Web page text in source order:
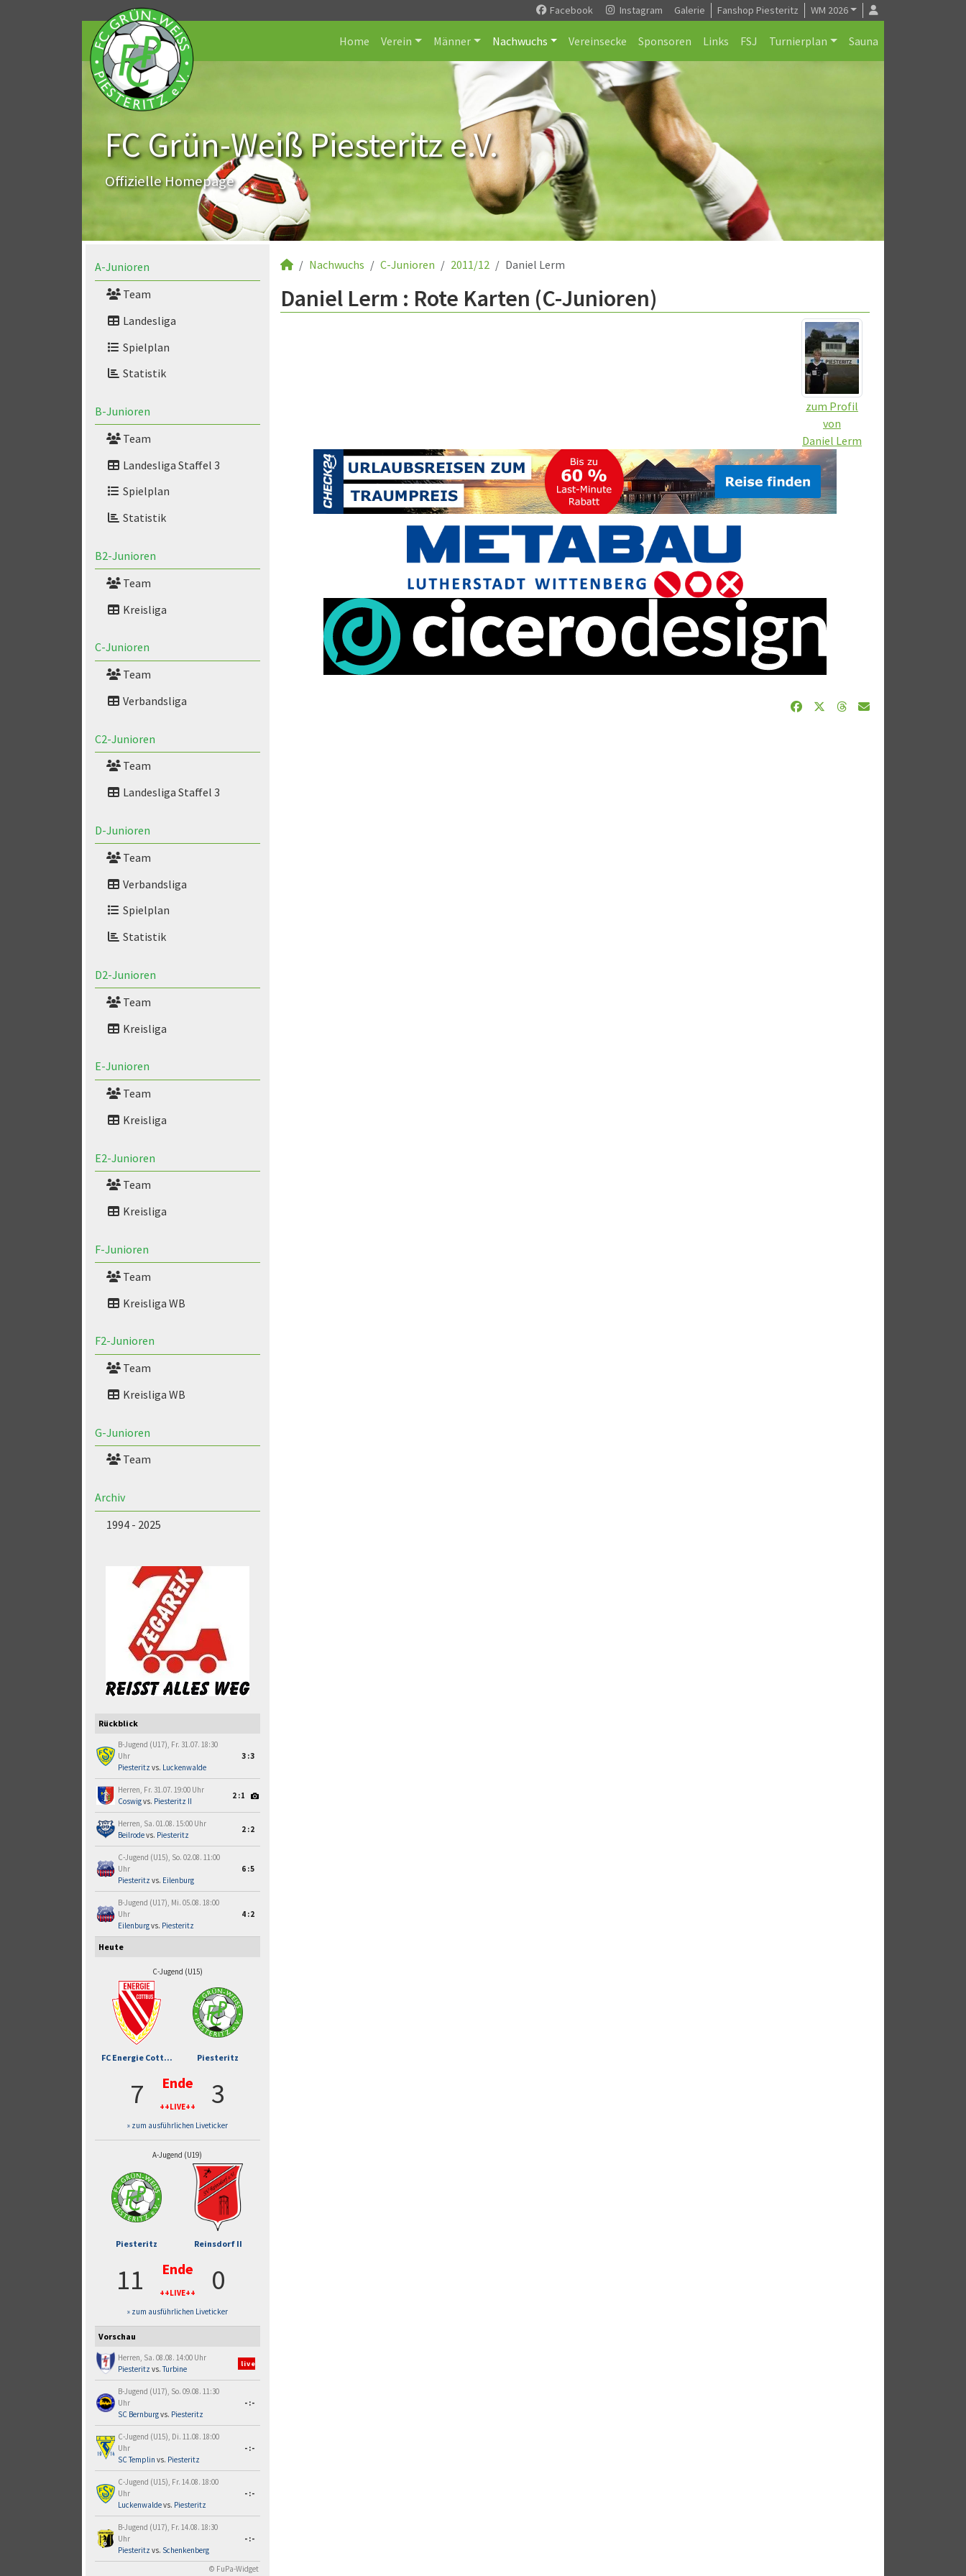
Facebook Instagram Galerie Fanshop Piesteritz WM 2026
Home Verein Männer Nachwuchs Vereinsecke Sponsoren Links FSJ Turnierplan Sauna
FC Grün-Weiß Piesteritz e.V.
Offizielle Homepage
A-Junioren
Team
Landesliga
Spielplan
Statistik
B-Junioren
Team
Landesliga Staffel 3
Spielplan
Statistik
B2-Junioren
Team
Kreisliga
C-Junioren
Team
Verbandsliga
C2-Junioren
Team
Landesliga Staffel 3
D-Junioren
Team
Verbandsliga
Spielplan
Statistik
D2-Junioren
Team
Kreisliga
E-Junioren
Team
Kreisliga
E2-Junioren
Team
Kreisliga
F-Junioren
Team
Kreisliga WB
F2-Junioren
Team
Kreisliga WB
G-Junioren
Team
Archiv
1994 - 2025
Rückblick
B-Jugend (U17), Fr. 31.07. 18:30
Uhr
Piesteritz vs. Luckenwalde
3:3
Herren, Fr. 31.07. 19:00 Uhr
Coswigvs. Piesteritz II
2:1
Herren, Sa. 01.08. 15:00 Uhr
Beilrodevs. Piesteritz
2:2
C-Jugend (U15), So. 02.08. 11:00
Uhr
Piesteritz vs. Eilenburg
6:5
B-Jugend (U17), Mi. 05.08. 18:00
Uhr
Eilenburgvs. Piesteritz
4:2
Heute
C-Jugend (U15)
FC Energie Cott... Piesteritz
7 Ende
++LIVE++ 3
» zum ausführlichen Liveticker
A-Jugend (U19)
Piesteritz Reinsdorf II
11 Ende
++LIVE++ 0
» zum ausführlichen Liveticker
Vorschau
Herren, Sa. 08.08. 14:00 Uhr
Piesteritz vs.Turbine
live
B-Jugend (U17), So. 09.08. 11:30
Uhr
SC Bernburgvs. Piesteritz
-:-
C-Jugend (U15), Di. 11.08. 18:00
Uhr
SC Templin vs. Piesteritz
-:-
C-Jugend (U15), Fr. 14.08. 18:00
Uhr
Luckenwaldevs. Piesteritz
-:-
B-Jugend (U17), Fr. 14.08. 18:30
Uhr
Piesteritz vs. Schenkenberg
-:-
© FuPa-Widget
Nachwuchs C-Junioren 2011/12 Daniel Lerm
Daniel Lerm : Rote Karten (C-Junioren)
zum Profil
von
Daniel Lerm